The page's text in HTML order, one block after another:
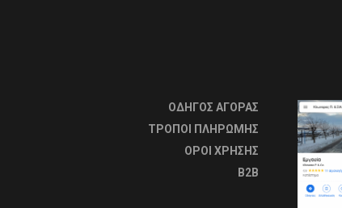
ΟΔΗΓΟΣ ΑΓΟΡΑΣ
ΤΡΟΠΟΙ ΠΛΗΡΩΜΗΣ
OΡΟΙ ΧΡΗΣΗΣ
B2B